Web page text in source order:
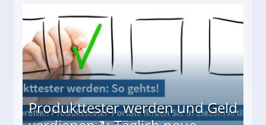
Produkttester werden und Geld